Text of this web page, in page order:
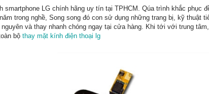
smartphone LG chính hãng uy tín tại TPHCM. Qúa trình khắc phục
trong nghề, Song song đó con sử dụng những trang bị, kỹ thuật
và thay nhanh chóng ngay tại cửa hàng. Khi tới với trung
bộ thay mặt kính điện thoại lg